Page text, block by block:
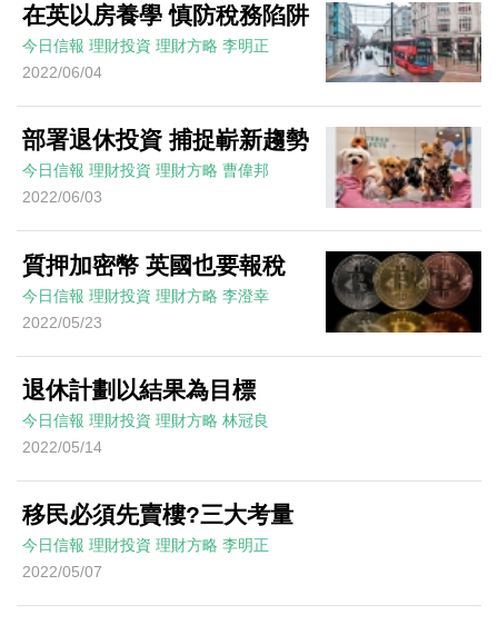
在英以房養學 慎防稅務陷阱
今日信報 理財投資 理財方略 李明正
2022/06/04
部署退休投資 捕捉嶄新趨勢
今日信報 理財投資 理財方略 曹偉邦
2022/06/03
質押加密幣 英國也要報稅
今日信報 理財投資 理財方略 李澄幸
2022/05/23
退休計劃以結果為目標
今日信報 理財投資 理財方略 林冠良
2022/05/14
移民必須先賣樓?三大考量
今日信報 理財投資 理財方略 李明正
2022/05/07